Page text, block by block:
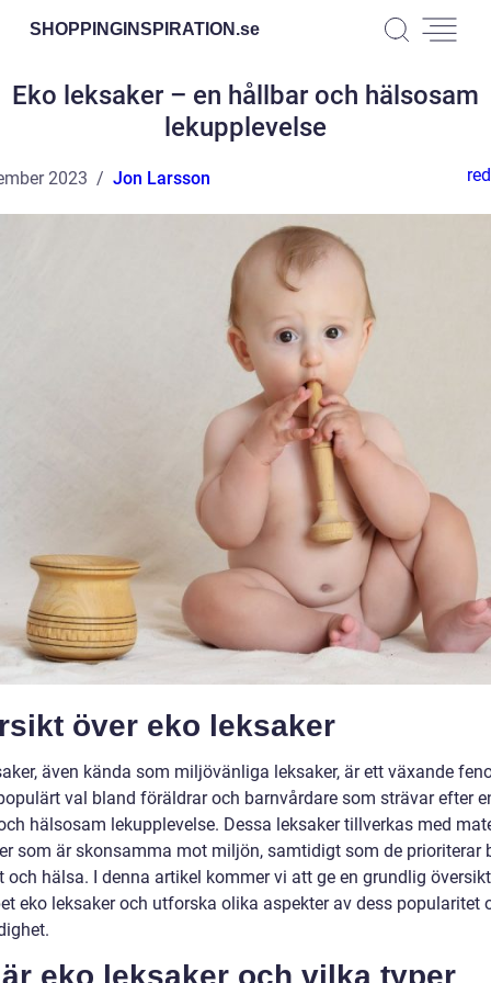
SHOPPINGINSPIRATION.se
Eko leksaker – en hållbar och hälsosam
lekupplevelse
2023 Jon Larsson
över eko leksaker
även kända som miljövänliga leksaker, är ett växande
val bland föräldrar och barnvårdare som strävar efter
hälsosam lekupplevelse. Dessa leksaker tillverkas med
som är skonsamma mot miljön, samtidigt som de prioriterar
och hälsa. I denna artikel kommer vi att ge en grundlig
eko leksaker och utforska olika aspekter av dess popularitet
eko leksaker och vilka typer